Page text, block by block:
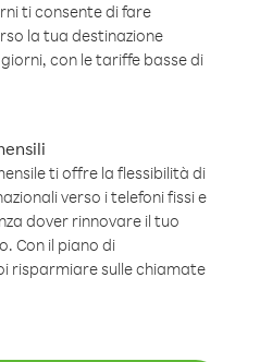
ti consente di fare
la tua destinazione
con le tariffe basse di
ti offre la flessibilità di
verso i telefoni fissi e
dover rinnovare il tuo
Con il piano di
risparmiare sulle chiamate